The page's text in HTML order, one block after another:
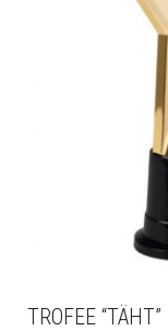
TROFEE “TÄHT”